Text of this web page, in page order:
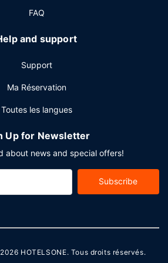
proposés incluent l'accès à
le hall.
FAQ
and support
Support
Ma Réservation
Toutes les langues
Up for Newsletter
about news and special offers!
Subscribe
HOTELSONE. Tous droits réservés.